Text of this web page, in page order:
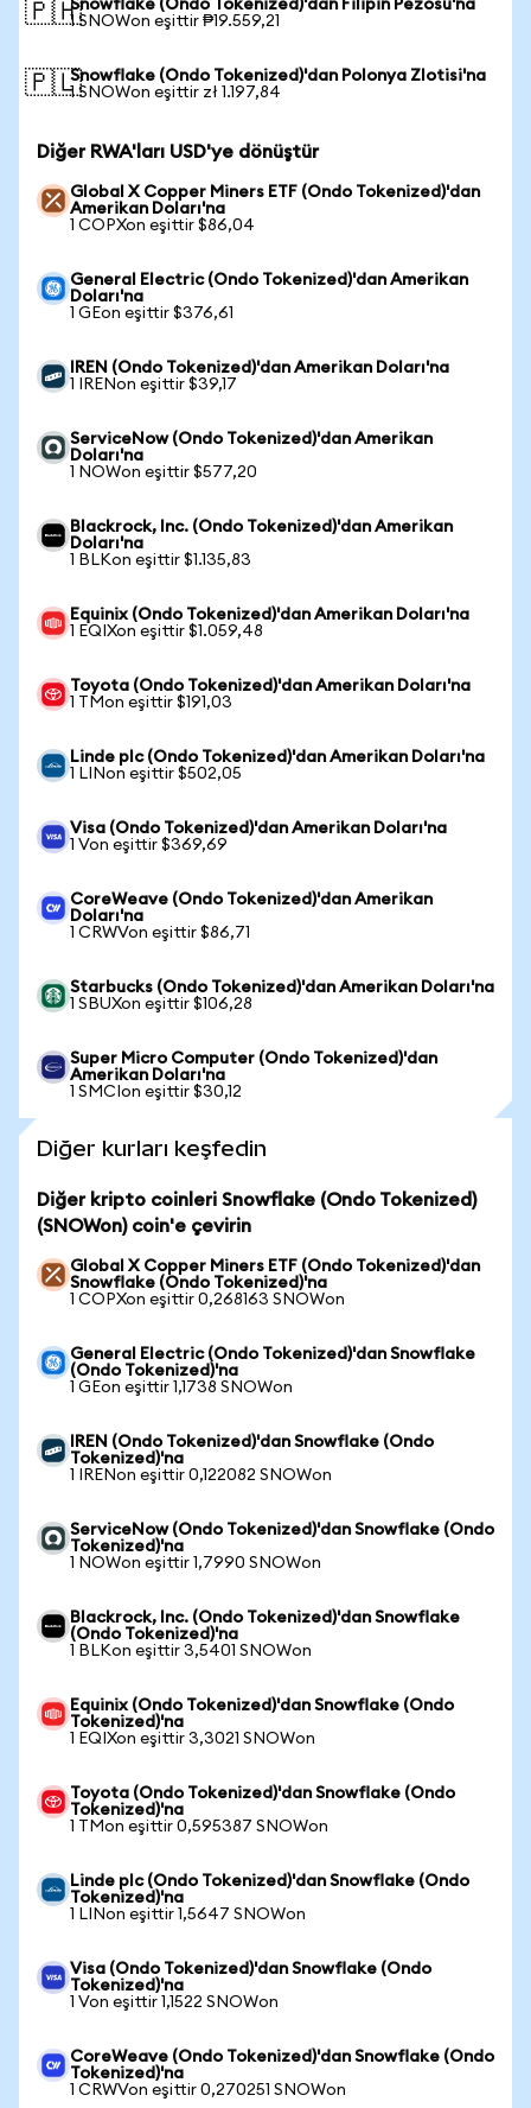
🇵🇭Snowflake (Ondo Tokenized)'dan Filipin Pezosu'na
1 SNOWon eşittir ₱19.559,21
🇵🇱Snowflake (Ondo Tokenized)'dan Polonya Zlotisi'na
1 SNOWon eşittir zł 1.197,84
Diğer RWA'ları USD'ye dönüştür
Global X Copper Miners ETF (Ondo Tokenized)'dan
Amerikan Doları'na
1 COPXon eşittir $86,04
General Electric (Ondo Tokenized)'dan Amerikan
Doları'na
1 GEon eşittir $376,61
IREN (Ondo Tokenized)'dan Amerikan Doları'na
1 IRENon eşittir $39,17
ServiceNow (Ondo Tokenized)'dan Amerikan
Doları'na
1 NOWon eşittir $577,20
Blackrock, Inc. (Ondo Tokenized)'dan Amerikan
Doları'na
1 BLKon eşittir $1.135,83
Equinix (Ondo Tokenized)'dan Amerikan Doları'na
1 EQIXon eşittir $1.059,48
Toyota (Ondo Tokenized)'dan Amerikan Doları'na
1 TMon eşittir $191,03
Linde plc (Ondo Tokenized)'dan Amerikan Doları'na
1 LINon eşittir $502,05
Visa (Ondo Tokenized)'dan Amerikan Doları'na
1 Von eşittir $369,69
CoreWeave (Ondo Tokenized)'dan Amerikan
Doları'na
1 CRWVon eşittir $86,71
Starbucks (Ondo Tokenized)'dan Amerikan Doları'na
1 SBUXon eşittir $106,28
Super Micro Computer (Ondo Tokenized)'dan
Amerikan Doları'na
1 SMCIon eşittir $30,12
Diğer kurları keşfedin
Diğer kripto coinleri Snowflake (Ondo Tokenized)
(SNOWon) coin'e çevirin
Global X Copper Miners ETF (Ondo Tokenized)'dan
Snowflake (Ondo Tokenized)'na
1 COPXon eşittir 0,268163 SNOWon
General Electric (Ondo Tokenized)'dan Snowflake
(Ondo Tokenized)'na
1 GEon eşittir 1,1738 SNOWon
IREN (Ondo Tokenized)'dan Snowflake (Ondo
Tokenized)'na
1 IRENon eşittir 0,122082 SNOWon
ServiceNow (Ondo Tokenized)'dan Snowflake (Ondo
Tokenized)'na
1 NOWon eşittir 1,7990 SNOWon
Blackrock, Inc. (Ondo Tokenized)'dan Snowflake
(Ondo Tokenized)'na
1 BLKon eşittir 3,5401 SNOWon
Equinix (Ondo Tokenized)'dan Snowflake (Ondo
Tokenized)'na
1 EQIXon eşittir 3,3021 SNOWon
Toyota (Ondo Tokenized)'dan Snowflake (Ondo
Tokenized)'na
1 TMon eşittir 0,595387 SNOWon
Linde plc (Ondo Tokenized)'dan Snowflake (Ondo
Tokenized)'na
1 LINon eşittir 1,5647 SNOWon
Visa (Ondo Tokenized)'dan Snowflake (Ondo
Tokenized)'na
1 Von eşittir 1,1522 SNOWon
CoreWeave (Ondo Tokenized)'dan Snowflake (Ondo
Tokenized)'na
1 CRWVon eşittir 0,270251 SNOWon